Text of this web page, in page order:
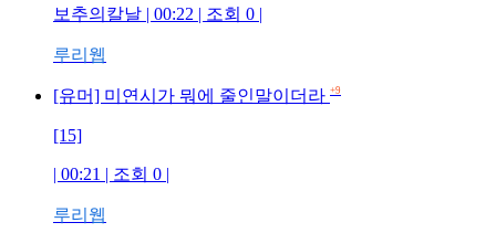
보추의칼날 | 00:22 | 조회 0 |
루리웹
[유머] 미연시가 뭐에 줄인말이더라 +9
[15]
| 00:21 | 조회 0 |
루리웹